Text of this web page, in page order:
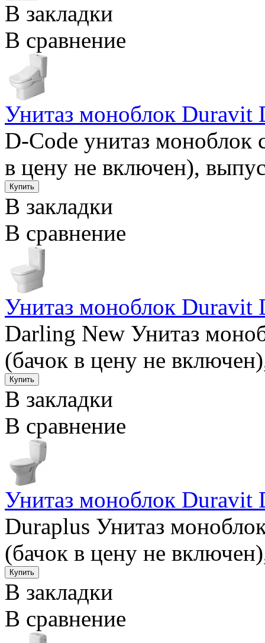
В закладки
В сравнение
Унитаз моноблок Duravit
D-Code унитаз моноблок
в цену не включен),
В закладки
В сравнение
Унитаз моноблок Duravit
Darling New Унитаз
(бачок в цену не
В закладки
В сравнение
Унитаз моноблок Duravit
Duraplus Унитаз
(бачок в цену не
В закладки
В сравнение